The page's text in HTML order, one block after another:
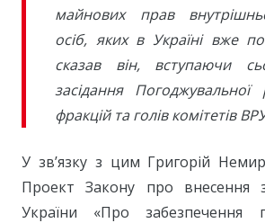
майнових прав
осіб, яких в Україні вже
сказав він, вступаючи
засідання Погоджувальної
фракцій та голів комітетів
У зв’язку з цим Григорій
Проект Закону про внесення
України «Про забезпечення